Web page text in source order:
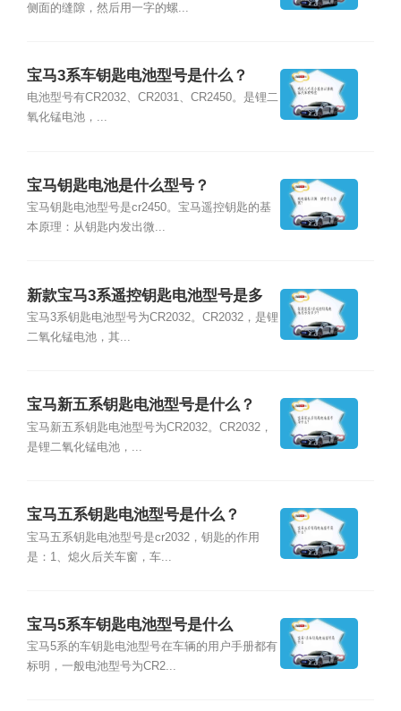
侧面的缝隙，然后用一字的螺...
宝马3系车钥匙电池型号是什么？
电池型号有CR2032、CR2031、CR2450。是锂二
氧化锰电池，...
宝马钥匙电池是什么型号？
宝马钥匙电池型号是cr2450。宝马遥控钥匙的基
本原理：从钥匙内发出微...
新款宝马3系遥控钥匙电池型号是多
少？
宝马3系钥匙电池型号为CR2032。CR2032，是锂
二氧化锰电池，其...
宝马新五系钥匙电池型号是什么？
宝马新五系钥匙电池型号为CR2032。CR2032，
是锂二氧化锰电池，...
宝马五系钥匙电池型号是什么？
宝马五系钥匙电池型号是cr2032，钥匙的作用
是：1、熄火后关车窗，车...
宝马5系车钥匙电池型号是什么
宝马5系的车钥匙电池型号在车辆的用户手册都有
标明，一般电池型号为CR2...